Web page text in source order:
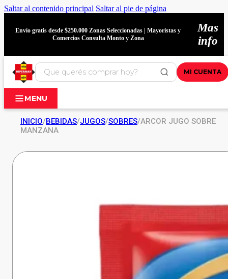
Saltar al contenido principal Saltar al pie de página
Envío gratis desde $250.000 Zonas Seleccionadas | Mayoristas y
Comercios Consulta Monto y Zona
Mas
info
MI CUENTA
MENU
INICIO/BEBIDAS/JUGOS/SOBRES/ARCOR JUGO SOBRE
MANZANA